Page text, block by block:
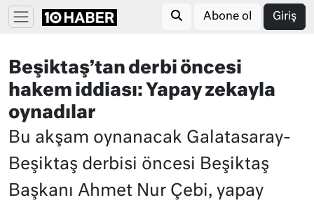
Abone ol Giriş
Beşiktaş’tan derbi öncesi
hakem iddiası: Yapay zekayla
oynadılar
Bu akşam oynanacak Galatasaray-
Beşiktaş derbisi öncesi Beşiktaş
Başkanı Ahmet Nur Çebi, yapay